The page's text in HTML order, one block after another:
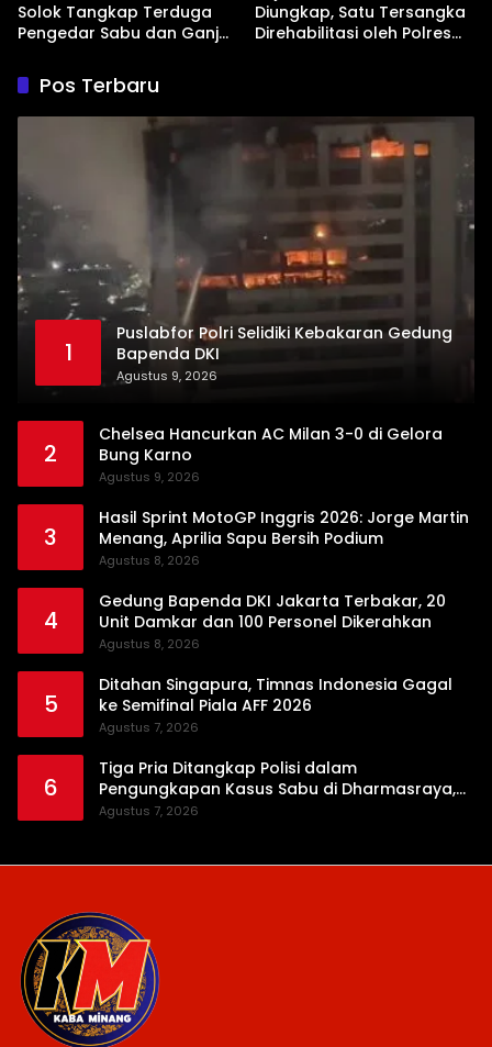
Solok Tangkap Terduga
Pengedar Sabu dan Ganja
Diungkap, Satu Tersangka
Direhabilitasi oleh Polres
Pos Terbaru
1
Puslabfor Polri Selidiki Kebakaran Gedung
Bapenda DKI
Agustus 9, 2026
2
Chelsea Hancurkan AC Milan 3-0 di Gelora
Bung Karno
Agustus 9, 2026
3
Hasil Sprint MotoGP Inggris 2026: Jorge Martin
Menang, Aprilia Sapu Bersih Podium
Agustus 8, 2026
4
Gedung Bapenda DKI Jakarta Terbakar, 20
Unit Damkar dan 100 Personel Dikerahkan
Agustus 8, 2026
5
Ditahan Singapura, Timnas Indonesia Gagal
ke Semifinal Piala AFF 2026
Agustus 7, 2026
6
Tiga Pria Ditangkap Polisi dalam
Pengungkapan Kasus Sabu di Dharmasraya,
Timbangan Digital hingga Bong Disita
Agustus 7, 2026